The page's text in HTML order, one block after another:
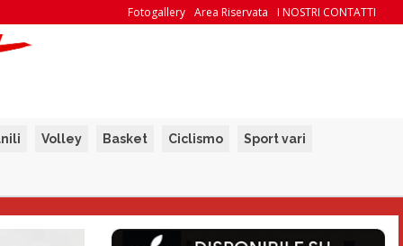
I NOSTRI CONTATTI
Area Riservata
Fotogallery
Volley Basket Ciclismo Sport vari